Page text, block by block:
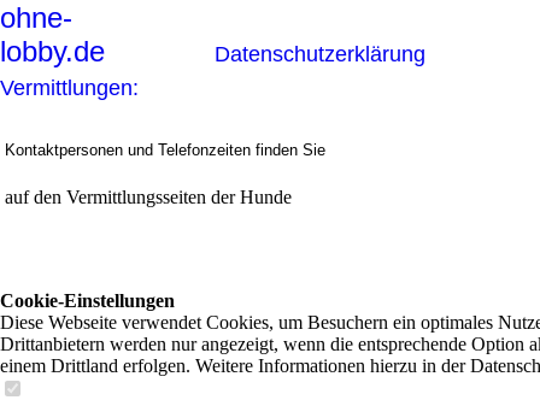
ohne-
lobby.de
Datenschutzerklärung
Vermittlungen:
Kontaktpersonen und Telefonzeiten finden Sie
auf den Vermittlungsseiten der Hunde
Cookie-Einstellungen
Diese Webseite verwendet Cookies, um Besuchern ein optimales
Drittanbietern werden nur angezeigt, wenn die entsprechende Option
einem Drittland erfolgen. Weitere Informationen hierzu in der